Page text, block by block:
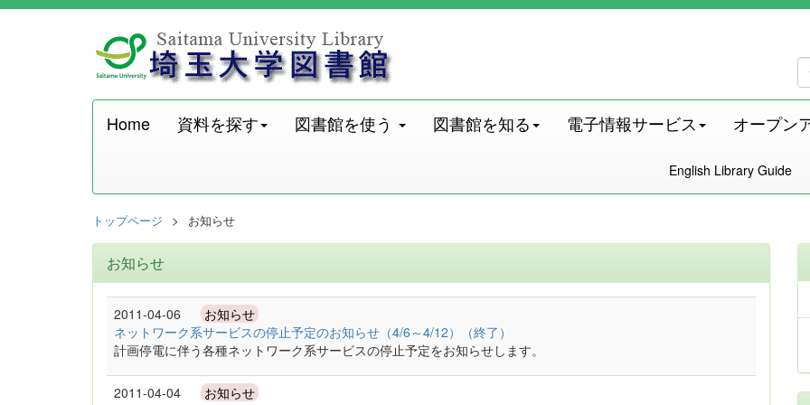
Home 資料を探す 図書館を使う 図書館を知る 電子情報サービス オープン
English Library Guide
トップページ お知らせ
お知らせ
2011-04-06 お知らせ
ネットワーク系サービスの停止予定のお知らせ（4/6～4/12）（終了）
計画停電に伴う各種ネットワーク系サービスの停止予定をお知らせします。
2011-04-04 お知らせ